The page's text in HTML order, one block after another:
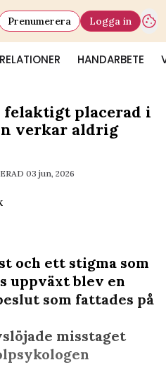
RELATIONER HANDARBETE
Prenumerera Logga in
felaktigt placerad i
verkar aldrig
03 jun, 2026
och ett stigma som
uppväxt blev en
som fattades på
misstaget